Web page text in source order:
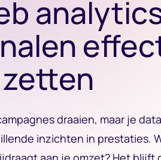
draaien, maar je
inzichten in prestaties.